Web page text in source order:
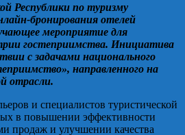
Республики по туризму
бронирования отелей
мероприятие для
гостеприимства. Инициатива
с задачами национального
направленного на
отрасли.
и специалистов туристической
в повышении эффективности
продаж и улучшении качества